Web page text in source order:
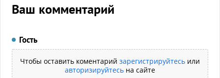
Ваш комментарий
Гость
Чтобы оставить коментарий зарегистрируйтесь или
авторизируйтесь на сайте